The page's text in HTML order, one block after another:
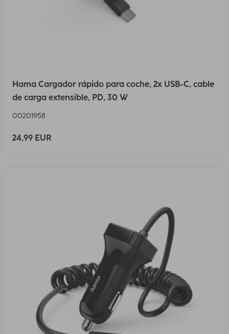
Hama Cargador rápido para coche, 2x USB-C, cable
de carga extensible, PD, 30 W
00201958
24,99 EUR